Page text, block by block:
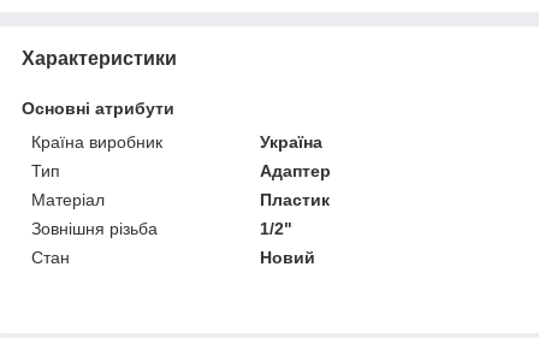
Характеристики
Основні атрибути
Країна виробник
Україна
Тип
Адаптер
Матеріал
Пластик
Зовнішня різьба
1/2"
Стан
Новий